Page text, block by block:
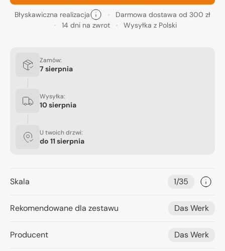
Błyskawiczna realizacja
Darmowa dostawa od 300 zł
14 dni na zwrot
Wysyłka z Polski
Zamów:
7 sierpnia
Wysyłka:
10 sierpnia
U twoich drzwi:
do 11 sierpnia
Skala 1/35
Rekomendowane dla zestawu Das Werk
Producent Das Werk